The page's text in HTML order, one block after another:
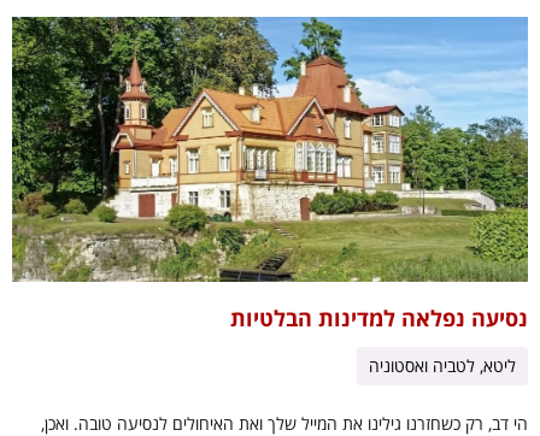
נסיעה נפלאה למדינות הבלטיות
ליטא, לטביה ואסטוניה
הי דב, רק כשחזרנו גילינו את המייל שלך ואת האיחולים לנסיעה טובה. ואכן,